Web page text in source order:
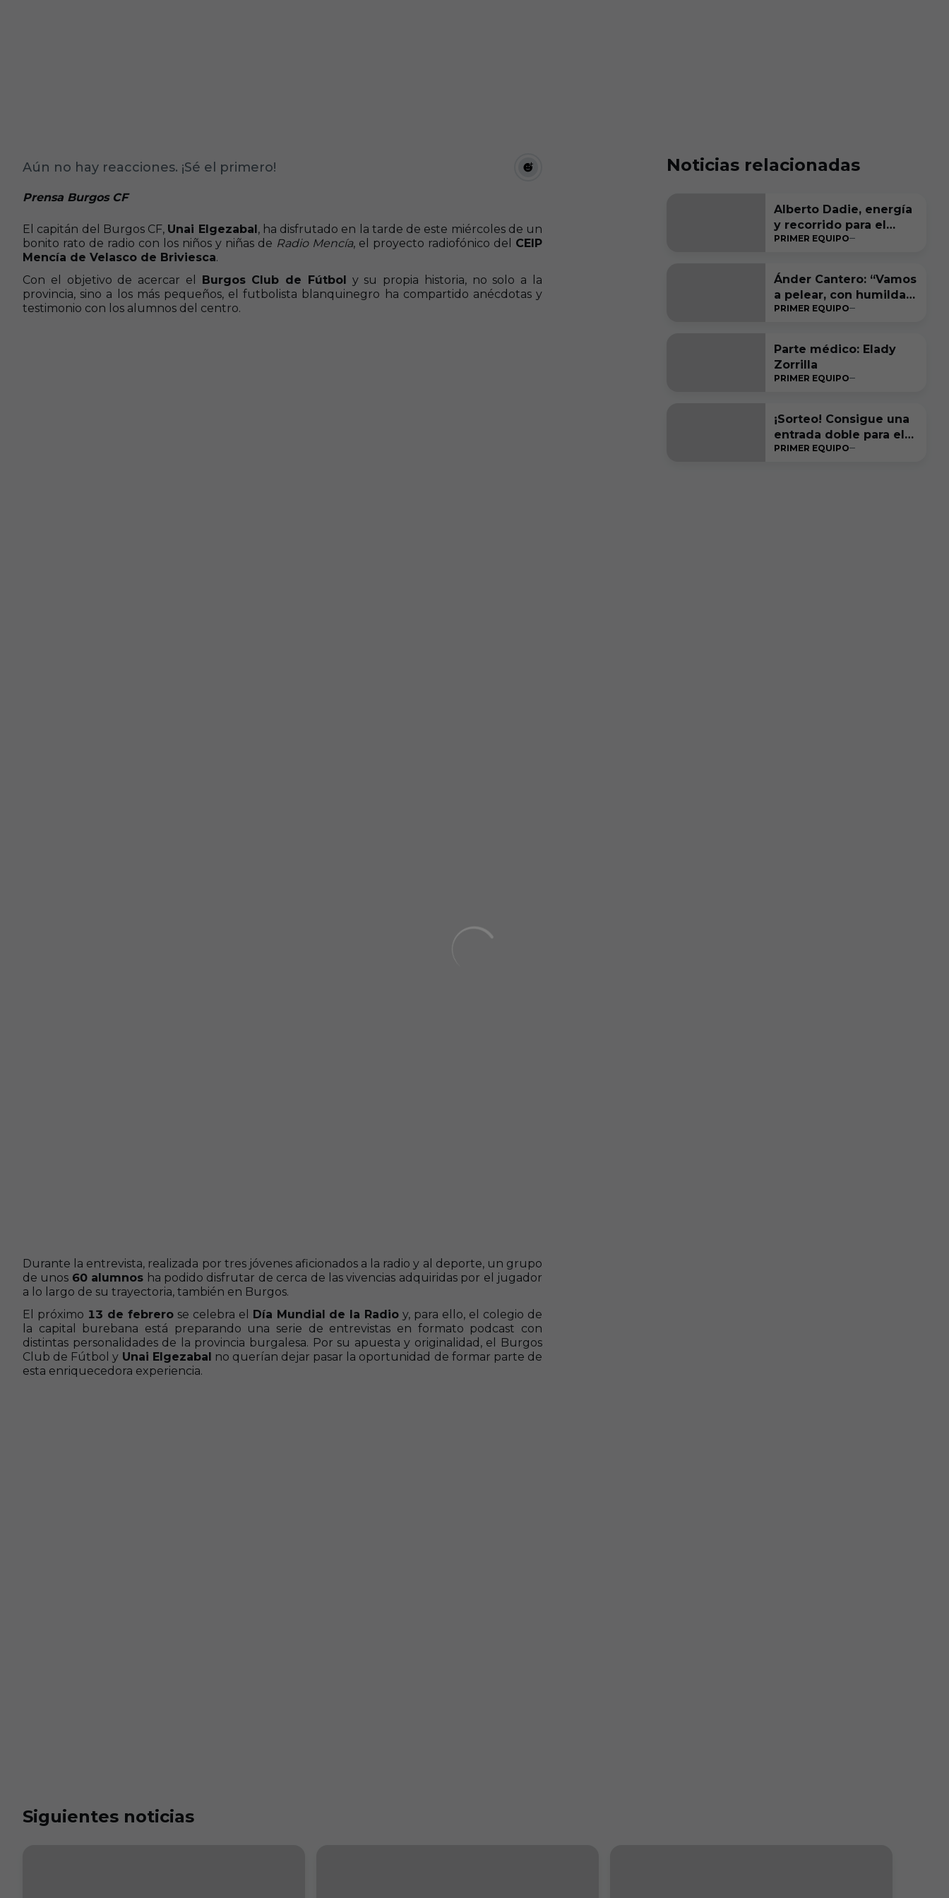
Aún no hay reacciones. ¡Sé el primero!
Prensa Burgos CF
El capitán del Burgos CF, Unai Elgezabal, ha disfrutado en la tarde de este miércoles de un
bonito rato de radio con los niños y niñas de Radio Mencía, el proyecto radiofónico del CEIP
Mencía de Velasco de Briviesca.
Con el objetivo de acercar el Burgos Club de Fútbol y su propia historia, no solo a la
provincia, sino a los más pequeños, el futbolista blanquinegro ha compartido anécdotas y
testimonio con los alumnos del centro.
Durante la entrevista, realizada por tres jóvenes aficionados a la radio y al deporte, un grupo
de unos 60 alumnos ha podido disfrutar de cerca de las vivencias adquiridas por el jugador
a lo largo de su trayectoria, también en Burgos.
El próximo 13 de febrerose celebra el Día Mundial de la Radio y, para ello, el colegio de
la capital burebana está preparando una serie de entrevistas en formato podcast con
distintas personalidades de la provincia burgalesa. Por su apuesta y originalidad, el Burgos
Club de Fútbol y Unai Elgezabal no querían dejar pasar la oportunidad de formar parte de
esta enriquecedora experiencia.
Noticias relacionadas
Alberto Dadie, energía
y recorrido para el
carril derecho
PRIMER EQUIPO
Ánder Cantero: “Vamos
a pelear, con humildad
y ambición, por estar
a final de temporada”
PRIMER EQUIPO
Parte médico: Elady
Zorrilla
PRIMER EQUIPO
¡Sorteo! Consigue una
entrada doble para el
#RacingFerrolBurgosC
PRIMER EQUIPO
Siguientes noticias